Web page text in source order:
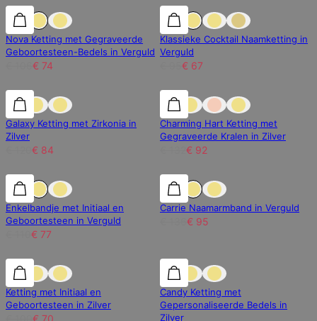
30% korting 30% korting
Nova Ketting met Gegraveerde
Geboortesteen-Bedels in Verguld
€ 74
30% korting
Klassieke Cocktail Naamketting in
Verguld
€ 67
30% korting 30% korting
Galaxy Ketting met Zirkonia in
Zilver
€ 84
30% korting
Charming Hart Ketting met
Gegraveerde Kralen in Zilver
€ 92
30% korting 30% korting
Enkelbandje met Initiaal en
Geboortesteen in Verguld
€ 77
30% korting
Carrie Naamarmband in Verguld
€ 95
30% korting 30% korting
Ketting met Initiaal en
Geboortesteen in Zilver
30% korting
Candy Ketting met
Gepersonaliseerde Bedels in
Zilver